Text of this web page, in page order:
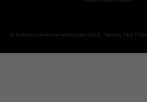
© Todos los derechos reservados 2018 - Revista Otra Parte